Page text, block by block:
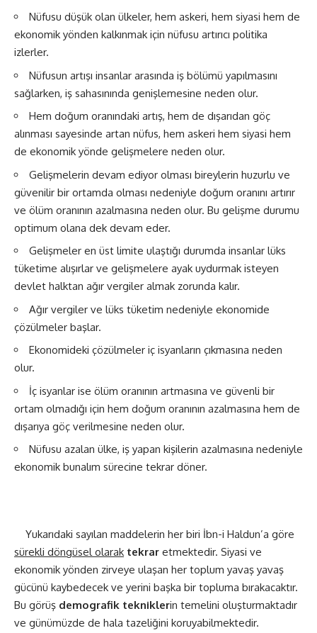
Nüfusu düşük olan ülkeler, hem askeri, hem siyasi hem de
ekonomik yönden kalkınmak için nüfusu artırıcı politika
izlerler.
Nüfusun artışı insanlar arasında iş bölümü yapılmasını
sağlarken, iş sahasınında genişlemesine neden olur.
Hem doğum oranındaki artış, hem de dışarıdan göç
alınması sayesinde artan nüfus, hem askeri hem siyasi hem
de ekonomik yönde gelişmelere neden olur.
Gelişmelerin devam ediyor olması bireylerin huzurlu ve
güvenilir bir ortamda olması nedeniyle doğum oranını artırır
ve ölüm oranının azalmasına neden olur. Bu gelişme durumu
optimum olana dek devam eder.
Gelişmeler en üst limite ulaştığı durumda insanlar lüks
tüketime alışırlar ve gelişmelere ayak uydurmak isteyen
devlet halktan ağır vergiler almak zorunda kalır.
Ağır vergiler ve lüks tüketim nedeniyle ekonomide
çözülmeler başlar.
Ekonomideki çözülmeler iç isyanların çıkmasına neden
olur.
İç isyanlar ise ölüm oranının artmasına ve güvenli bir
ortam olmadığı için hem doğum oranının azalmasına hem de
dışarıya göç verilmesine neden olur.
Nüfusu azalan ülke, iş yapan kişilerin azalmasına nedeniyle
ekonomik bunalım sürecine tekrar döner.
Yukarıdaki sayılan maddelerin her biri İbn-i Haldun’a göre
sürekli döngüsel olarak tekrar etmektedir. Siyasi ve
ekonomik yönden zirveye ulaşan her toplum yavaş yavaş
gücünü kaybedecek ve yerini başka bir topluma bırakacaktır.
Bu görüş demografik tekniklerin temelini oluşturmaktadır
ve günümüzde de hala tazeliğini koruyabilmektedir.